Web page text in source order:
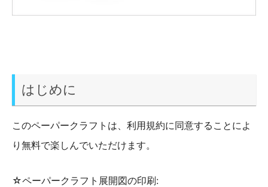
はじめに
このペーパークラフトは、利用規約に同意することによ
り無料で楽しんでいただけます。
☆ペーパークラフト展開図の印刷: